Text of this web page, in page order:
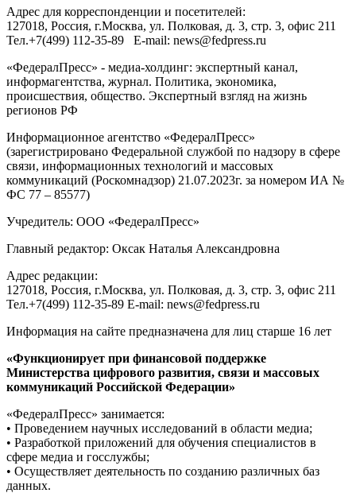
Адрес для корреспонденции и посетителей:
127018, Россия, г.Москва, ул. Полковая, д. 3, стр. 3, офис 211
Тел.+7(499) 112-35-89 E-mail: news@fedpress.ru
«ФедералПресс» - медиа-холдинг: экспертный канал,
информагентства, журнал. Политика, экономика,
происшествия, общество. Экспертный взгляд на жизнь
регионов РФ
Информационное агентство «ФедералПресс»
(зарегистрировано Федеральной службой по надзору в сфере
связи, информационных технологий и массовых
коммуникаций (Роскомнадзор) 21.07.2023г. за номером ИА №
ФС 77 – 85577)
Учредитель: ООО «ФедералПресс»
Главный редактор: Оксак Наталья Александровна
Адрес редакции:
127018, Россия, г.Москва, ул. Полковая, д. 3, стр. 3, офис 211
Тел.+7(499) 112-35-89 E-mail: news@fedpress.ru
Информация на сайте предназначена для лиц старше 16 лет
«Функционирует при финансовой поддержке
Министерства цифрового развития, связи и массовых
коммуникаций Российской Федерации»
«ФедералПресс» занимается:
• Проведением научных исследований в области медиа;
• Разработкой приложений для обучения специалистов в
сфере медиа и госслужбы;
• Осуществляет деятельность по созданию различных баз
данных.